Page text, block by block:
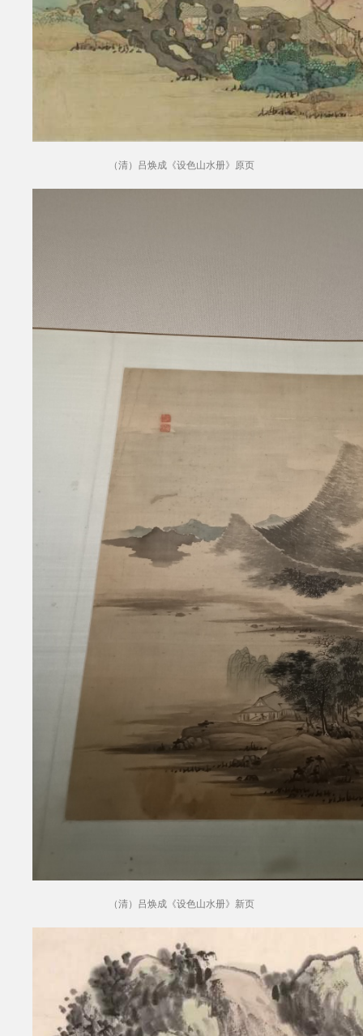
（清）吕焕成《设色山水册》原页
（清）吕焕成《设色山水册》新页